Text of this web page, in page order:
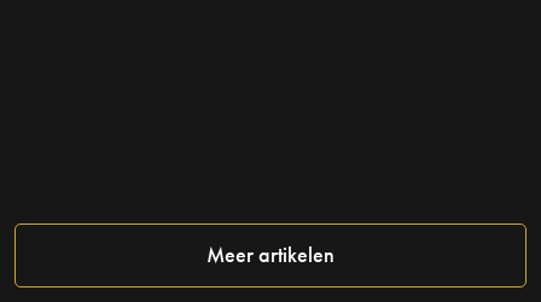
Meer artikelen